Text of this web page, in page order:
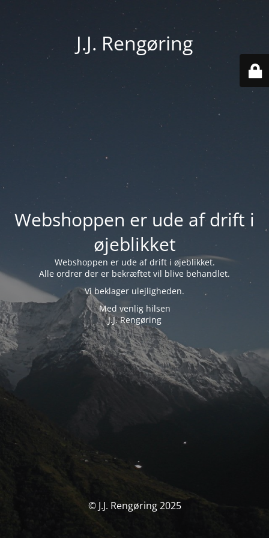
J.J. Rengøring
Webshoppen er ude af drift i
øjeblikket
Webshoppen er ude af drift i øjeblikket.
Alle ordrer der er bekræftet vil blive behandlet.
Vi beklager ulejligheden.
Med venlig hilsen
J.J. Rengøring
© J.J. Rengøring 2025